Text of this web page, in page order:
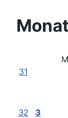
31
32 3